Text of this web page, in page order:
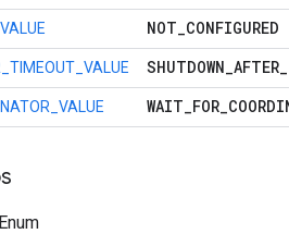
NOT_
SHUTDOWN_AFTER_
WAIT_FOR_